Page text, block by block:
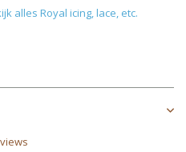
alles Royal icing, lace, etc.